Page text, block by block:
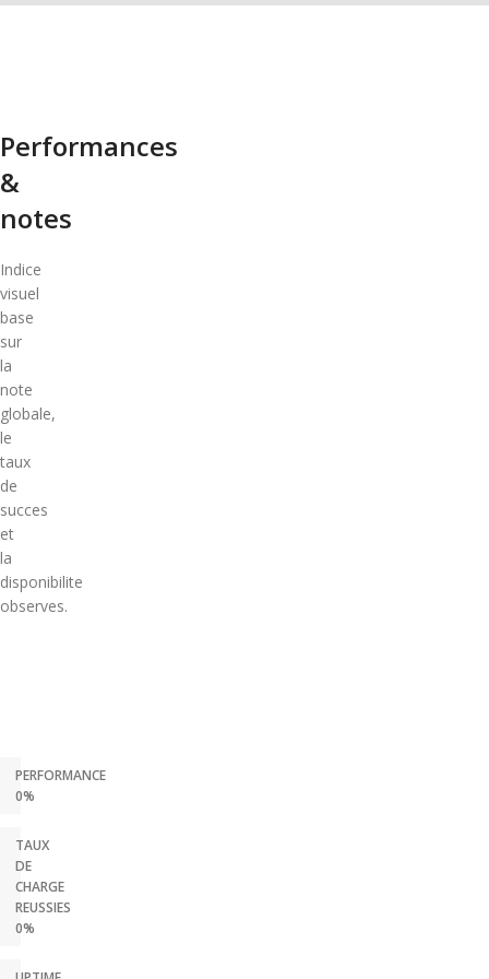
Performances
&
notes
Indice
visuel
base
sur
la
note
globale,
le
taux
de
succes
et
la
disponibilite
observes.
PERFORMANCE
0%
TAUX
DE
CHARGE
REUSSIES
0%